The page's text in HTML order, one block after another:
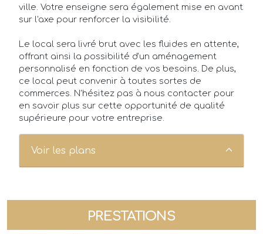
Annonces
Acheteurs/Locataires
Propriétaires/Bailleurs
Actualités
Qui sommes-nous ?
ville. Votre enseigne sera également mise en avant
sur l'axe pour renforcer la visibilité.
Le local sera livré brut avec les fluides en attente,
offrant ainsi la possibilité d'un aménagement
personnalisé en fonction de vos besoins. De plus,
ce local peut convenir à toutes sortes de
commerces. N'hésitez pas à nous contacter pour
en savoir plus sur cette opportunité de qualité
supérieure pour votre entreprise.
Voir les plans
PRESTATIONS